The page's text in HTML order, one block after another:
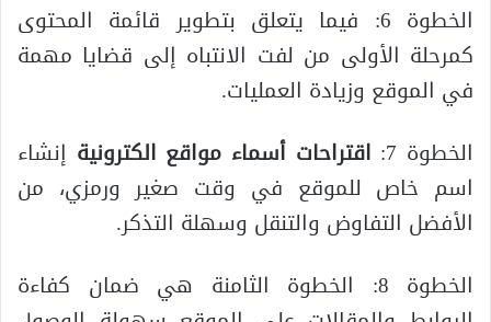
الخطوة 6: فيما يتعلق بتطوير قائمة المحتوى
كمرحلة الأولى من لفت الانتباه إلى قضايا مهمة
في الموقع وزيادة العمليات.
الخطوة 7:
اقتراحات أسماء مواقع الكترونية إنشاء
اسم خاص للموقع في وقت صغير ورمزي، من
الأفضل التفاوض والتنقل وسهلة التذكر.
الخطوة 8: الخطوة الثامنة هي ضمان كفاءة